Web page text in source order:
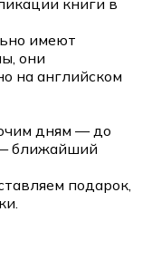
книги в
имеют
они
на английском
дням — до
ближайший
подарок,